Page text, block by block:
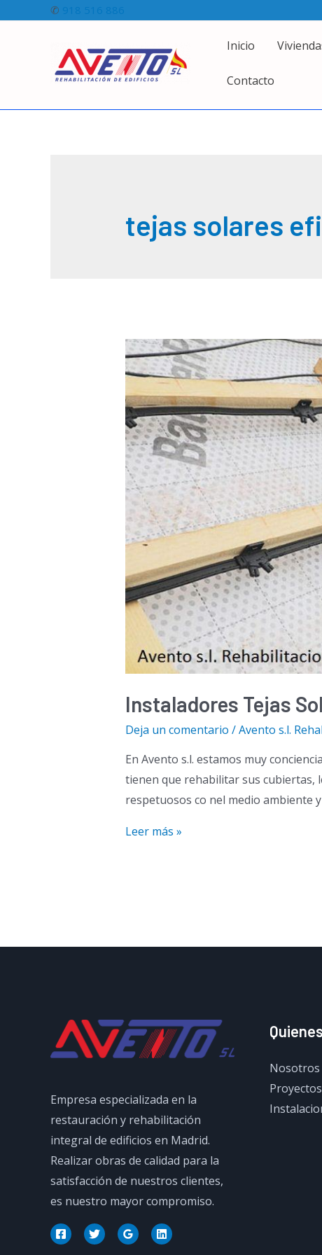
✆ 918 516 886
Inicio
Contacto
tejas solares
Instaladores Tejas
Deja un comentario /Avento s.l.
En Avento s.l. estamos muy
tienen que rehabilitar sus cubiertas,
respetuosos co nel medio ambiente
Instaladores
Leer más »
Empresa especializada en la
restauración y rehabilitación
integral de edificios en Madrid.
Realizar obras de calidad para la
satisfacción de nuestros clientes,
es nuestro mayor compromiso.
Nosotros